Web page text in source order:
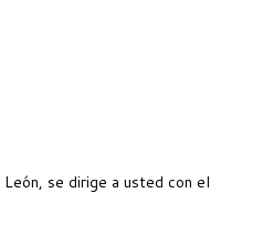
se dirige a usted con el